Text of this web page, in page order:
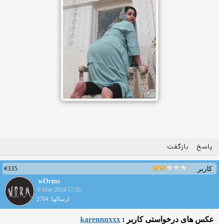
پاسخ بازگفت
کاربر
#335
wOrms
6 May 2024 17:50
ارسالها: 2704
عکس های درخواستی کاربر : karennnxxx